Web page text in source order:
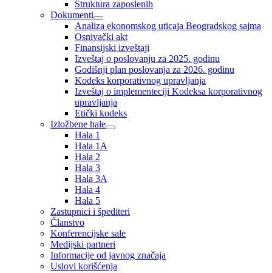
Struktura zaposlenih
Dokumenti
Analiza ekonomskog uticaja Beogradskog sajma
Osnivački akt
Finansijski izveštaji
Izveštaj o poslovanju za 2025. godinu
Godišnji plan poslovanja za 2026. godinu
Kodeks korporativnog upravljanja
Izveštaj o implementeciji Kodeksa korporativnog
upravljanja
Etički kodeks
Izložbene hale
Hala 1
Hala 1A
Hala 2
Hala 3
Hala 3A
Hala 4
Hala 5
Zastupnici i špediteri
Članstvo
Konferencijske sale
Medijski partneri
Informacije od javnog značaja
Uslovi korišćenja